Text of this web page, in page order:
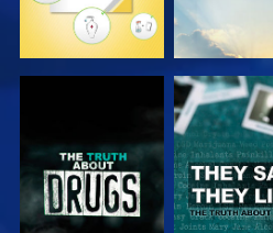
TITTA